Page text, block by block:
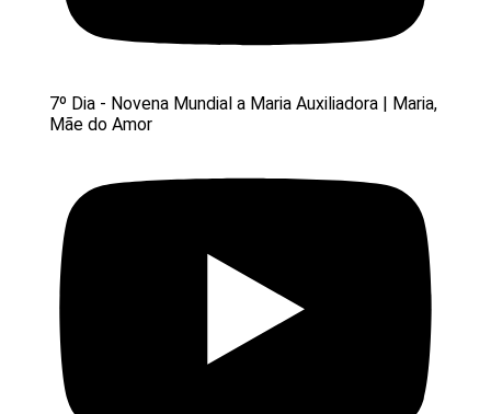
7º Dia - Novena Mundial a Maria Auxiliadora | Maria,
Mãe do Amor